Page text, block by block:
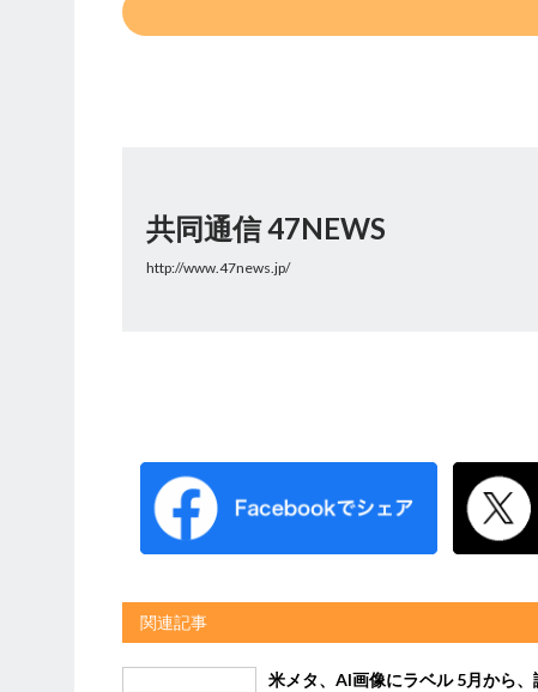
共同通信 47NEWS
http://www.47news.jp/
関連記事
米メタ、AI画像にラベル 5月から、